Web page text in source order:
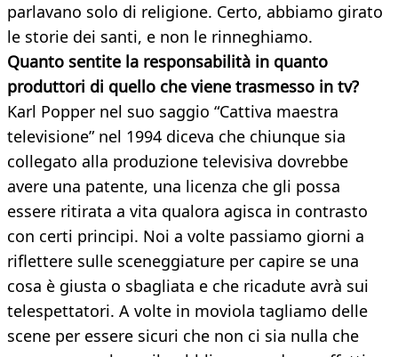
parlavano solo di religione. Certo, abbiamo girato
le storie dei santi, e non le rinneghiamo.
Quanto sentite la responsabilità in quanto
produttori di quello che viene trasmesso in tv?
Karl Popper nel suo saggio “Cattiva maestra
televisione” nel 1994 diceva che chiunque sia
collegato alla produzione televisiva dovrebbe
avere una patente, una licenza che gli possa
essere ritirata a vita qualora agisca in contrasto
con certi principi. Noi a volte passiamo giorni a
riflettere sulle sceneggiature per capire se una
cosa è giusta o sbagliata e che ricadute avrà sui
telespettatori. A volte in moviola tagliamo delle
scene per essere sicuri che non ci sia nulla che